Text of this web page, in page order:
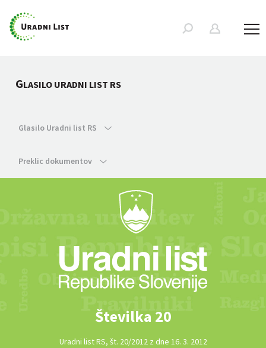
GLASILO URADNI LIST RS
Glasilo Uradni list RS
Preklic dokumentov
Številka 20
Uradni list RS, št. 20/2012 z dne 16. 3. 2012